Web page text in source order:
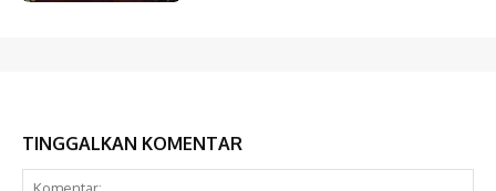
TINGGALKAN KOMENTAR